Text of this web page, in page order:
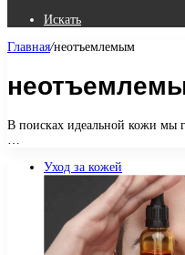
Искать
Главная/неотъемлемым
В поисках идеальной кожи мы
Уход за кожей